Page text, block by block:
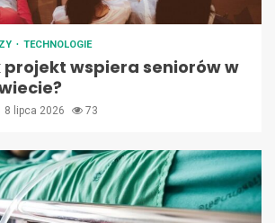
TECHNOLOGIE
projekt wspiera seniorów w
8 lipca 2026 73